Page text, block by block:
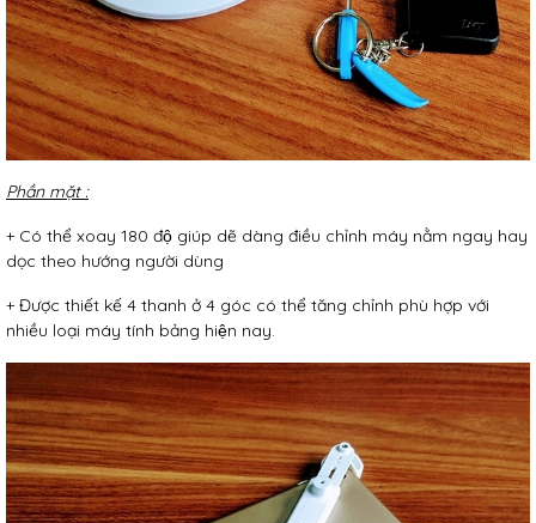
Phần mặt :
+ Có thể xoay 180 độ giúp dẽ dàng điều chỉnh máy nằm ngay hay
dọc theo hướng người dùng
+ Được thiết kế 4 thanh ở 4 góc có thể tăng chỉnh phù hợp với
nhiều loại máy tính bảng hiện nay.